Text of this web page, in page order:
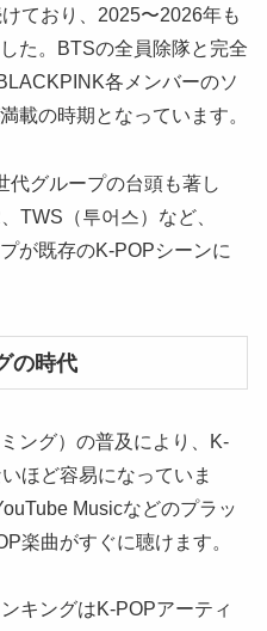
ており、2025〜2026年も
た。BTSの全員除隊と完全
各メンバーのソ
載の時期となっています。
代グループの台頭も著し
TWS（투어스）など、
が既存のK-POPシーンに
の時代
ング）の普及により、K-
ほど容易になっていま
Musicなどのプラッ
楽曲がすぐに聴けます。
キングはK-POPアーティ